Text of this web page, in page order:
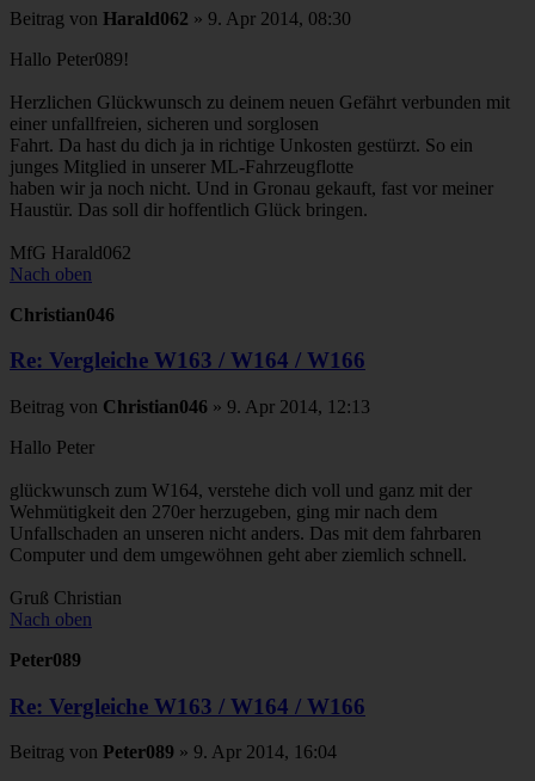
Beitrag von Harald062 » 9. Apr 2014, 08:30
Hallo Peter089!
Herzlichen Glückwunsch zu deinem neuen Gefährt verbunden mit
einer unfallfreien, sicheren und sorglosen
Fahrt. Da hast du dich ja in richtige Unkosten gestürzt. So ein
junges Mitglied in unserer ML-Fahrzeugflotte
haben wir ja noch nicht. Und in Gronau gekauft, fast vor meiner
Haustür. Das soll dir hoffentlich Glück bringen.
MfG Harald062
Nach oben
Christian046
Re: Vergleiche W163 / W164 / W166
Beitrag von Christian046 » 9. Apr 2014, 12:13
Hallo Peter
glückwunsch zum W164, verstehe dich voll und ganz mit der
Wehmütigkeit den 270er herzugeben, ging mir nach dem
Unfallschaden an unseren nicht anders. Das mit dem fahrbaren
Computer und dem umgewöhnen geht aber ziemlich schnell.
Gruß Christian
Nach oben
Peter089
Re: Vergleiche W163 / W164 / W166
Beitrag von Peter089 » 9. Apr 2014, 16:04